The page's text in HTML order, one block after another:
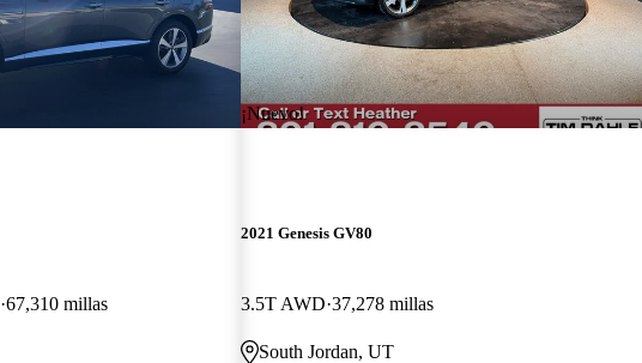
67,310 millas
¡Nuevo!
2021 Genesis GV80
3.5T AWD 37,278 millas
South Jordan, UT